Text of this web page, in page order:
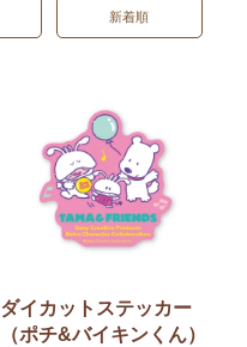
新着順
ダイカットステッカー
（ポチ&バイキンくん）